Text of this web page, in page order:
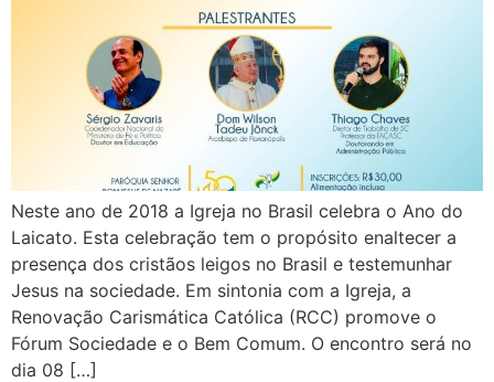
Neste ano de 2018 a Igreja no Brasil celebra o Ano do
Laicato. Esta celebração tem o propósito enaltecer a
presença dos cristãos leigos no Brasil e testemunhar
Jesus na sociedade. Em sintonia com a Igreja, a
Renovação Carismática Católica (RCC) promove o
Fórum Sociedade e o Bem Comum. O encontro será no
dia 08 […]